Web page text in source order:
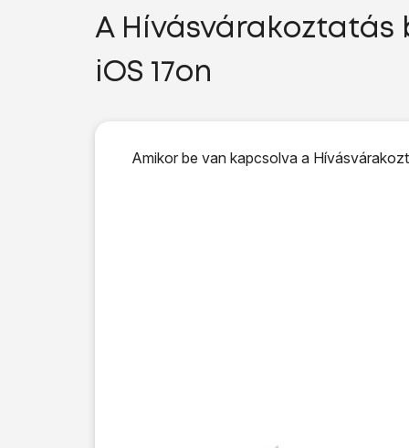
A Hívásvárakoztatás
iOS 17on
Amikor be van kapcsolva a